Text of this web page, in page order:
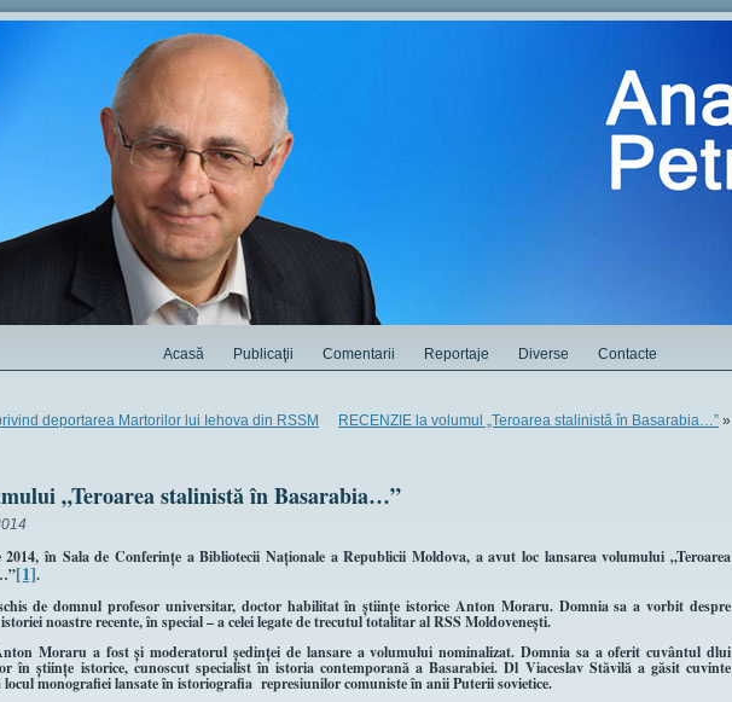
Acasă Publicaţii Comentarii Reportaje Diverse Contacte
deportarea Martorilor lui Iehova din RSSM RECENZIE la volumul „Teroarea stalinistă în Basarabia…” »
„Teroarea stalinistă în Basarabia…”
în Sala de Conferinţe a Bibliotecii Naţionale a Republicii Moldova, a avut loc lansarea volumului „Teroarea
[1].
de domnul profesor universitar, doctor habilitat în ştiinţe istorice Anton Moraru. Domnia sa a vorbit despre
noastre recente, în special – a celei legate de trecutul totalitar al RSS Moldoveneşti.
Moraru a fost şi moderatorul şedinţei de lansare a volumului nominalizat. Domnia sa a oferit cuvântul dlui
în ştiinţe istorice, cunoscut specialist în istoria contemporană a Basarabiei. Dl Viaceslav Stăvilă a găsit cuvinte
monografiei lansate în istoriografia represiunilor comuniste în anii Puterii sovietice.